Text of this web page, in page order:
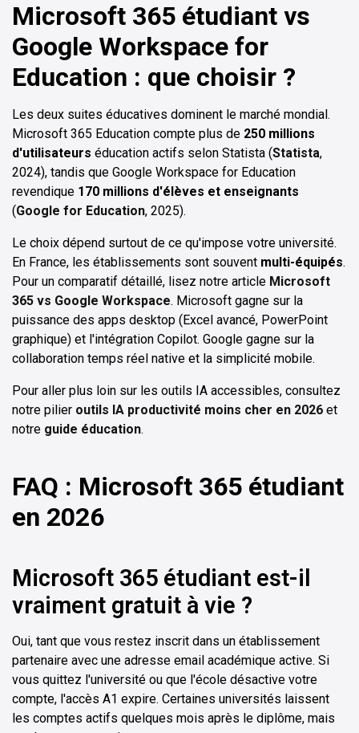
Microsoft 365 étudiant vs
Google Workspace for
Education : que choisir ?
Les deux suites éducatives dominent le marché mondial.
Microsoft 365 Education compte plus de 250 millions
d'utilisateurs éducation actifs selon Statista (Statista,
2024), tandis que Google Workspace for Education
revendique 170 millions d'élèves et enseignants
(Google for Education, 2025).
Le choix dépend surtout de ce qu'impose votre université.
En France, les établissements sont souvent multi-équipés.
Pour un comparatif détaillé, lisez notre article Microsoft
365 vs Google Workspace. Microsoft gagne sur la
puissance des apps desktop (Excel avancé, PowerPoint
graphique) et l'intégration Copilot. Google gagne sur la
collaboration temps réel native et la simplicité mobile.
Pour aller plus loin sur les outils IA accessibles, consultez
notre pilier outils IA productivité moins cher en 2026 et
notre guide éducation.
FAQ : Microsoft 365 étudiant
en 2026
Microsoft 365 étudiant est-il
vraiment gratuit à vie ?
Oui, tant que vous restez inscrit dans un établissement
partenaire avec une adresse email académique active. Si
vous quittez l'université ou que l'école désactive votre
compte, l'accès A1 expire. Certaines universités laissent
les comptes actifs quelques mois après le diplôme, mais